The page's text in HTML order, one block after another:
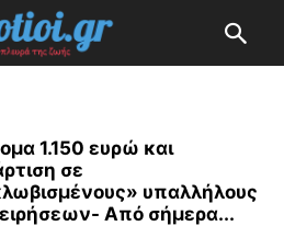
1.150 ευρώ και
σε
υπαλλήλους
Από σήμερα...